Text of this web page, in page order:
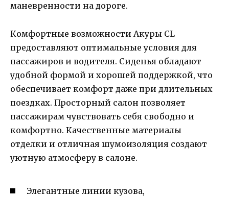
маневренности на дороге.
Комфортные возможности Акуры CL
предоставляют оптимальные условия для
пассажиров и водителя. Сиденья обладают
удобной формой и хорошей поддержкой, что
обеспечивает комфорт даже при длительных
поездках. Просторный салон позволяет
пассажирам чувствовать себя свободно и
комфортно. Качественные материалы
отделки и отличная шумоизоляция создают
уютную атмосферу в салоне.
Элегантные линии кузова,